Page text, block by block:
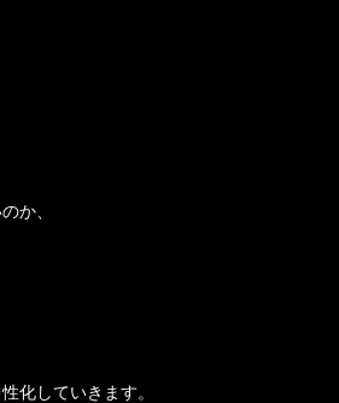
か、
化していきます。